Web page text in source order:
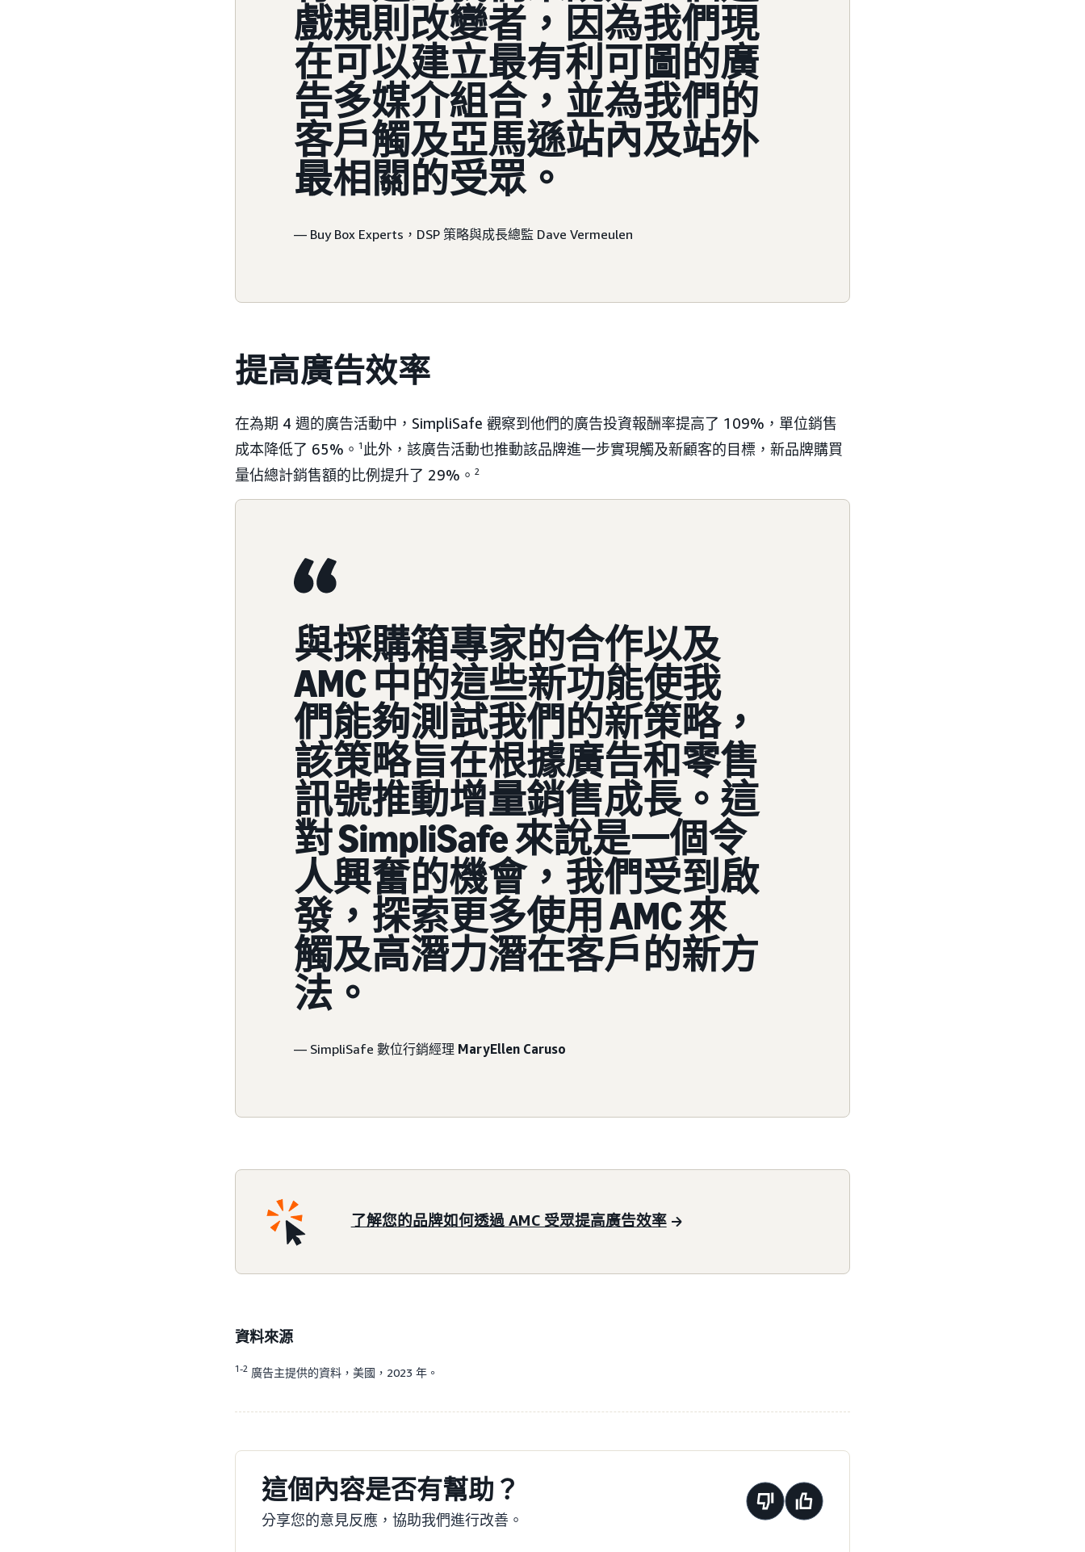
戲規則改變者，因為我們現
在可以建立最有利可圖的廣
告多媒介組合，並為我們的
客戶觸及亞馬遜站內及站外
最相關的受眾。
— Buy Box Experts，DSP 策略與成長總監 Dave Vermeulen
提高廣告效率
在為期 4 週的廣告活動中，SimpliSafe 觀察到他們的廣告投資報酬率提高了 109%，單位銷售
成本降低了 65%。 1 此外，該廣告活動也推動該品牌進一步實現觸及新顧客的目標，新品牌購買
量佔總計銷售額的比例提升了 29%。 2
與採購箱專家的合作以及
AMC 中的這些新功能使我
們能夠測試我們的新策略，
該策略旨在根據廣告和零售
訊號推動增量銷售成長。這
對 SimpliSafe 來說是一個令
人興奮的機會，我們受到啟
發，探索更多使用 AMC 來
觸及高潛力潛在客戶的新方
法。
— SimpliSafe 數位行銷經理 MaryEllen Caruso
了解您的品牌如何透過 AMC 受眾提高廣告效率
資料來源
1-2 廣告主提供的資料，美國，2023 年。
這個內容是否有幫助？
分享您的意見反應，協助我們進行改善。